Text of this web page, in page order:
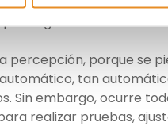
surgen a su alrededor:
percepción, porque se
tan
Sin embargo, ocurre
realizar pruebas,